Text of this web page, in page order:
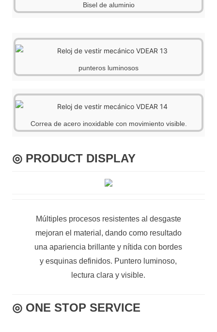
Bisel de aluminio
punteros luminosos
Correa de acero inoxidable con movimiento visible.
◎ PRODUCT DISPLAY
Múltiples procesos resistentes al desgaste
mejoran el material, dando como resultado
una apariencia brillante y nítida con bordes
y esquinas definidos. Puntero luminoso,
lectura clara y visible.
◎ ONE STOP SERVICE